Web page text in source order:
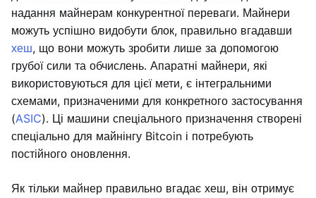
надання майнерам конкурентної переваги. Майнери
можуть успішно видобути блок, правильно вгадавши
хеш, що вони можуть зробити лише за допомогою
грубої сили та обчислень. Апаратні майнери, які
використовуються для цієї мети, є інтегральними
схемами, призначеними для конкретного застосування
(ASIC). Ці машини спеціального призначення створені
спеціально для майнінгу Bitcoin і потребують
постійного оновлення.
Як тільки майнер правильно вгадає хеш, він отримує